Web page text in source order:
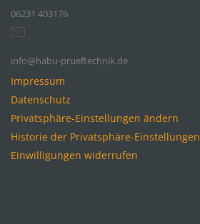
06231 403176
info@habu-prueftechnik.de
Impressum
Datenschutz
Privatsphäre-Einstellungen ändern
Historie der Privatsphäre-Einstellungen
Einwilligungen widerrufen